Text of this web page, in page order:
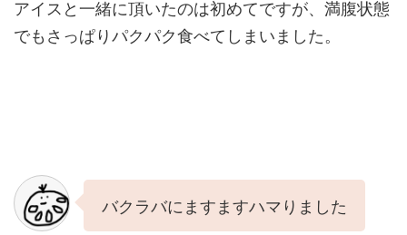
アイスと一緒に頂いたのは初めてですが、満腹状態
でもさっぱりパクパク食べてしまいました。
バクラバにますますハマりました